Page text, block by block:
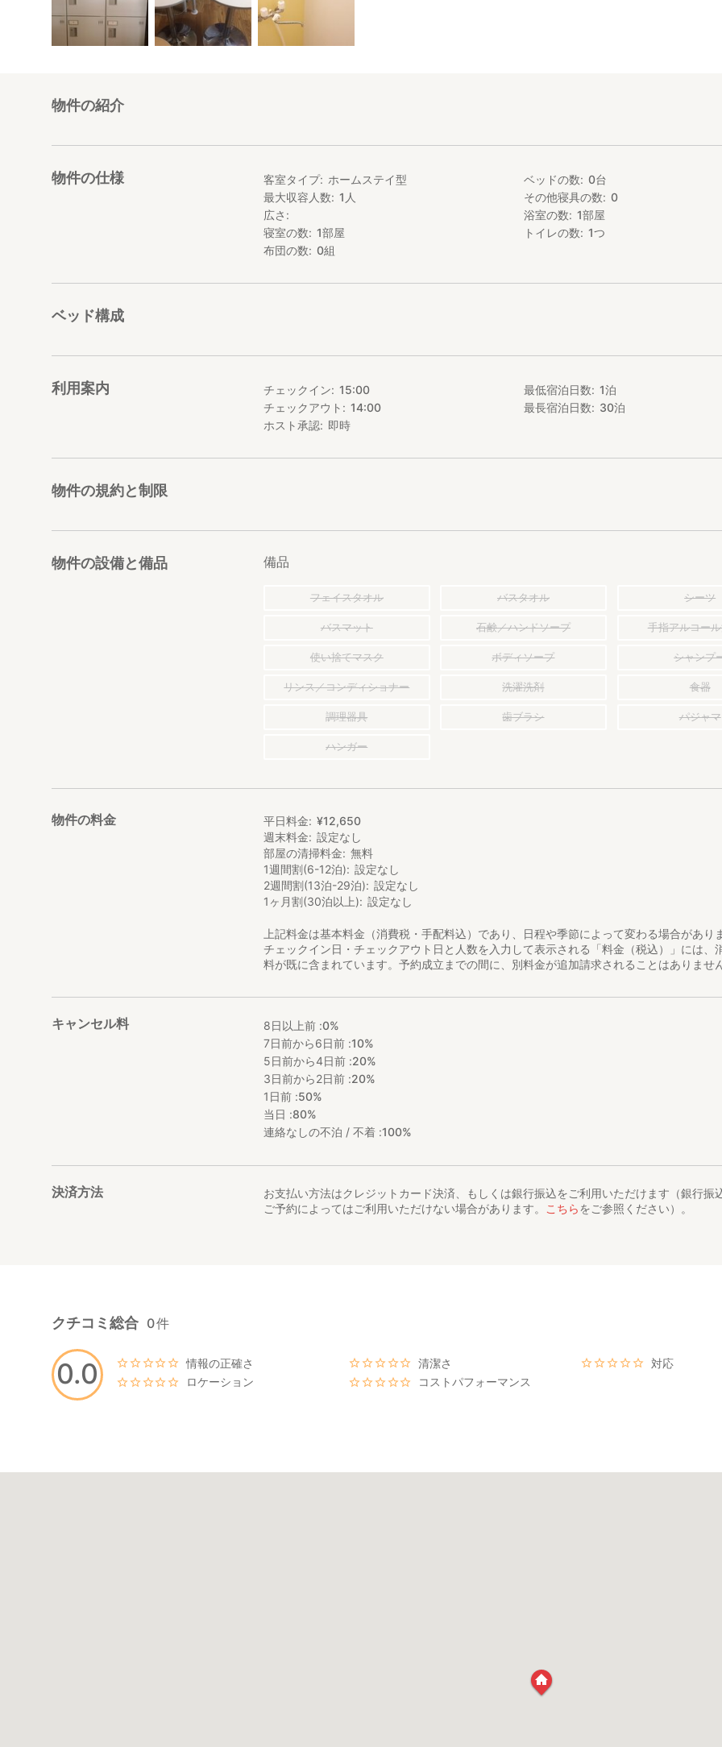
物件の紹介
物件の仕様 客室タイプ
ホームステイ型
最大収容人数
1 人
広さ
寝室の数
1部屋
布団の数
0組
ベッドの数 0台
その他寝具の数
0
浴室の数
1部屋
トイレの数
1つ
ベッド構成
利用案内 チェックイン
15:00
チェックアウト
14:00
ホスト承認
即時
最低宿泊日数 1泊
最長宿泊日数
30泊
物件の規約と制限
物件の設備と備品 備品
フェイスタオル バスタオル シーツ
バスマット 石鹸／ハンドソープ 手指アルコー
使い捨てマスク ボディソープ シャンプ
リンス／コンディショナー 洗濯洗剤 食器
調理器具 歯ブラシ パジャマ
ハンガー
物件の料金 平日料金 ¥12,650
週末料金
設定なし
部屋の清掃料金
無料
1週間割(6-12泊)
設定なし
2週間割(13泊-29泊)
設定なし
1ヶ月割(30泊以上)
設定なし
上記料金は基本料金（消費税・手配料込）であり、日程や季節によって変わる場合があり
チェックイン日・チェックアウト日と人数を入力して表示される「料金（税込）」には、
料が既に含まれています。予約成立までの間に、別料金が追加請求されることはありません
キャンセル料 8日以上前 :0%
7日前から6日前 :10%
5日前から4日前 :20%
3日前から2日前 :20%
1日前 :50%
当日 :80%
連絡なしの不泊 / 不着 :100%
決済方法
お支払い方法はクレジットカード決済、もしくは銀行振込をご利用いただけます（銀行振
ご予約によってはご利用いただけない場合があります。 こちらをご参照ください）。
0.0
クチコミ総合 0件
情報の正確さ 清潔さ
対応
ロケーション
コストパフォーマンス